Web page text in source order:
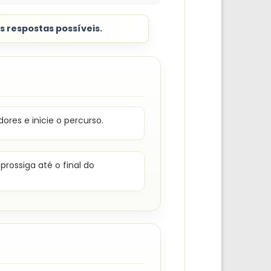
respostas possíveis.
e inicie o percurso.
até o final do